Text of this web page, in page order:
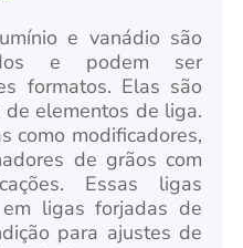
e vanádio são
e podem ser
formatos. Elas são
elementos de liga.
como modificadores,
de grãos com
Essas ligas
ligas forjadas de
para ajustes de